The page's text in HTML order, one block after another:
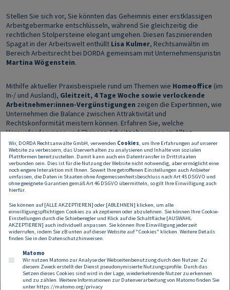
Stellen Sie sich vor, Sie könnten das Geheimnis einer erstklassigen
Arbeitgebermarke entschlüsseln, während Sie gleichzeitig die
rechtlichen Stolpersteine elegant umgehen. Diesen faszinierenden
Spagat in der Arbeitswelt enthüllt Lisa Kulmer, Rechtsanwältin im
Bereich Arbeitsrecht bei DORDA gemeinsam mit Unternehmensjuristin
Martina Wögenstein.
Mithilfe aktueller Praxisbeispiele rund um Themen wie Homeoffice (im
In-/ und Ausland), Gleitzeit, 4 Tage Woche sowie verlockende
Arbeitnehmer:innen-Vergünstigungen zeigen die Expertinnen, wie
Unternehmen die Balance zwischen Attraktivität und
Rechtskonformität meistern können. Erfahren Sie, welche
Herausforderungen und Chancen Arbeitgeber:innen im Alltag
bewältigen, um eine zufriedene und hochproduktive Belegschaft
anzusprechen. Tauchen Sie mit uns ein in die Welt des Arbeitsrechts
und der attraktiven Benefits – ein spannender und praxisnaher Vortrag
erwartet Sie!
Wann:
Wo:DORDA Rechtsanwälte GmbH, Universitätsring 10, 1010 Wien
Bei Interesse, am Event teilzunehmen, kontaktieren Sie uns per
Mail:carina.janka@dorda.at
Wir, DORDA Rechtsanwälte GmbH, verwenden Cookies, um Ihre Erfahrungen auf unserer
Website zu verbessern, das Userverhalten zu analysieren und Inhalte von sozialen
Plattformen bereitzustellen. Damit kann auch ein Datentransfer in Drittstaaten
verbunden sein. Dies ist für die Nutzung der Website nicht notwendig, aber ermöglicht eine
noch engere Interaktion mit Ihnen. Soweit Ihre getroffenen Einstellungen auch Anbieter
umfassen, die Daten in Staaten ohne Angemessenheitsbeschluss nach Art 45 DSGVO und
ohne geeignete Garantien gemäß Art 46 DSGVO übermitteln, so gilt Ihre Einwilligung auch
hierfür.
Sie können auf [ALLE AKZEPTIEREN] oder [ABLEHNEN] klicken, um alle
einwilligungspflichtigen Cookies zu akzeptieren oder abzulehnen. Sie können Ihre Cookie-
Einstellungen durch die Schieberegler und Klick auf die Schaltfläche [AUSWAHL
AKZEPTIEREN] auch individuell anpassen. Sie können Ihre Einwilligung jederzeit
widerrufen, indem Sie zB unten auf dieser Website auf "Cookies" klicken. Weitere Details
finden Sie in den Datenschutzhinweisen.
Matomo
Wir nutzen Matomo zur Analyse der Webseitenbenutzung durch den Nutzer. Zu
diesem Zweck erstellt der Dienst pseudonymisierte Nutzungsprofile. Durch das
Setzen dieses Cookies sind wird in der Lage, wiederkehrende Nutzer zu erkennen
und zu zählen. Weitere Informationen zur Datenverarbeitung von Matomo finden Sie
unter https://matomo.org/privacy